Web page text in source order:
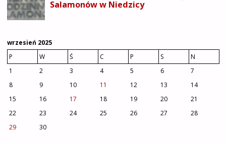
wrzesień 2025
P
W Ś C P S
N
1
2 3 4 5 6
7
8
9 10 11 12 13
14
15
16 17 18 19 20
21
22
23 24 25 26 27
28
29
30